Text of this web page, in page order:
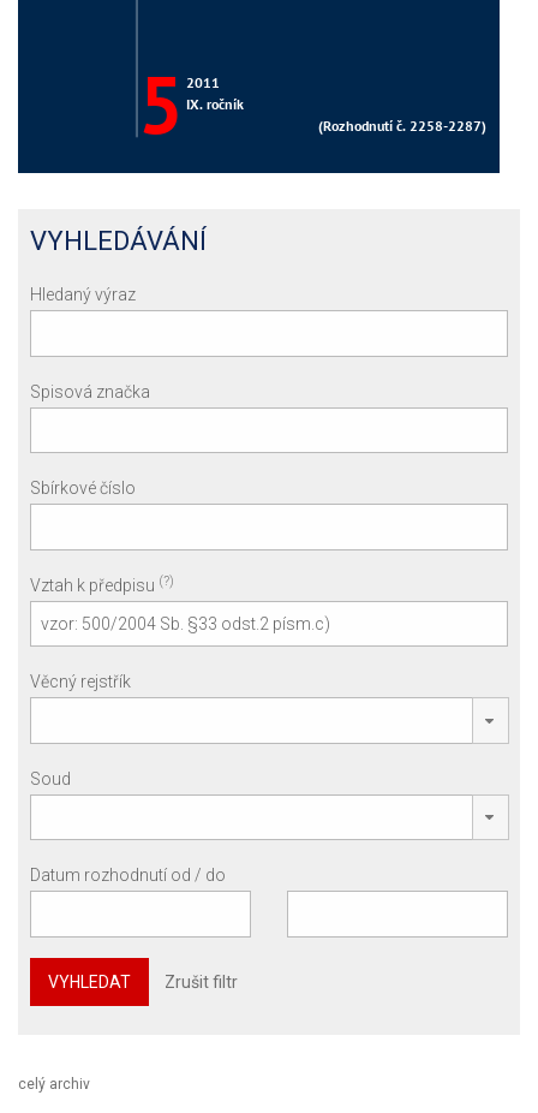
VYHLEDÁVÁNÍ
Hledaný výraz
Spisová značka
Sbírkové číslo
Vztah k předpisu (?)
Věcný rejstřík
Soud
Datum rozhodnutí od / do
VYHLEDAT Zrušit filtr
celý archiv